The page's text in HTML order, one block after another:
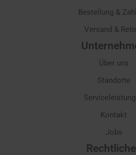
Bestellung &
Versand &
Über uns
Standorte
Kontakt
Jobs